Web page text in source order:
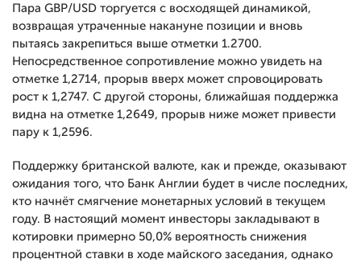
Пара GBP/USD торгуется с восходящей динамикой,
возвращая утраченные накануне позиции и вновь
пытаясь закрепиться выше отметки 1.2700.
Непосредственное сопротивление можно увидеть на
отметке 1,2714, прорыв вверх может спровоцировать
рост к 1,2747. С другой стороны, ближайшая поддержка
видна на отметке 1,2649, прорыв ниже может привести
пару к 1,2596.
Поддержку британской валюте, как и прежде, оказывают
ожидания того, что Банк Англии будет в числе последних,
кто начнёт смягчение монетарных условий в текущем
году. В настоящий момент инвесторы закладывают в
котировки примерно 50,0% вероятность снижения
процентной ставки в ходе майского заседания, однако